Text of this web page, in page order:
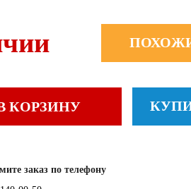
КОРЗИНУ
заказ по телефону